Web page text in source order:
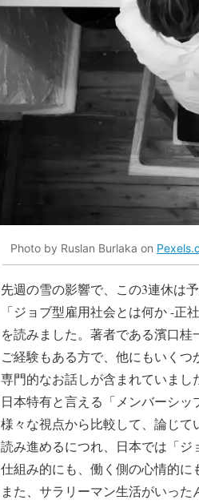
Photo by Ruslan Burlaka on
先週の雪の影響で、この3連休は
「ジョブ型雇用社会とは何か -正
を読みました。著者である濱口
ご経験もある方で、他にもいくつ
専門的なお話しが含まれていまし
日本特有と言える「メンバーシ
様々な視点から比較して、論じて
読み進めるにつれ、日本では「ジ
仕組み的にも、働く側の心情的に
また、サラリーマン生活がいっ